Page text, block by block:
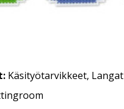
Käsityötarvikkeet, Langat